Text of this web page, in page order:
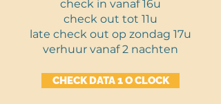
check in vanaf 16u
check out tot 11u
late check out op zondag 17u
verhuur vanaf 2 nachten
CHECK DATA 1 O CLOCK